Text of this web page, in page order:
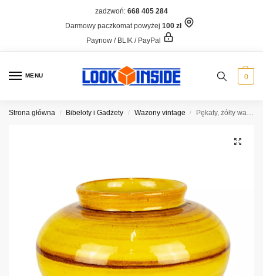
zadzwoń: 668 405 284
Darmowy paczkomat powyżej 100 zł
Paynow / BLIK / PayPal
MENU 0
Strona główna / Bibeloty i Gadżety / Wazony vintage / Pękaty, żółty wazon